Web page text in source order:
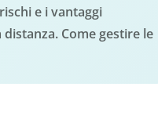
e i vantaggi
Come gestire le